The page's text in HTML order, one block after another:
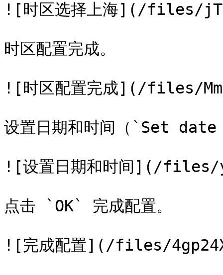
![时区选择上海](/files/
时区配置完成。
![时区配置完成](/files/
设置日期和时间（`Set
![设置日期和时间](/files/
点击 `OK` 完成配置。
![完成配置](/files/